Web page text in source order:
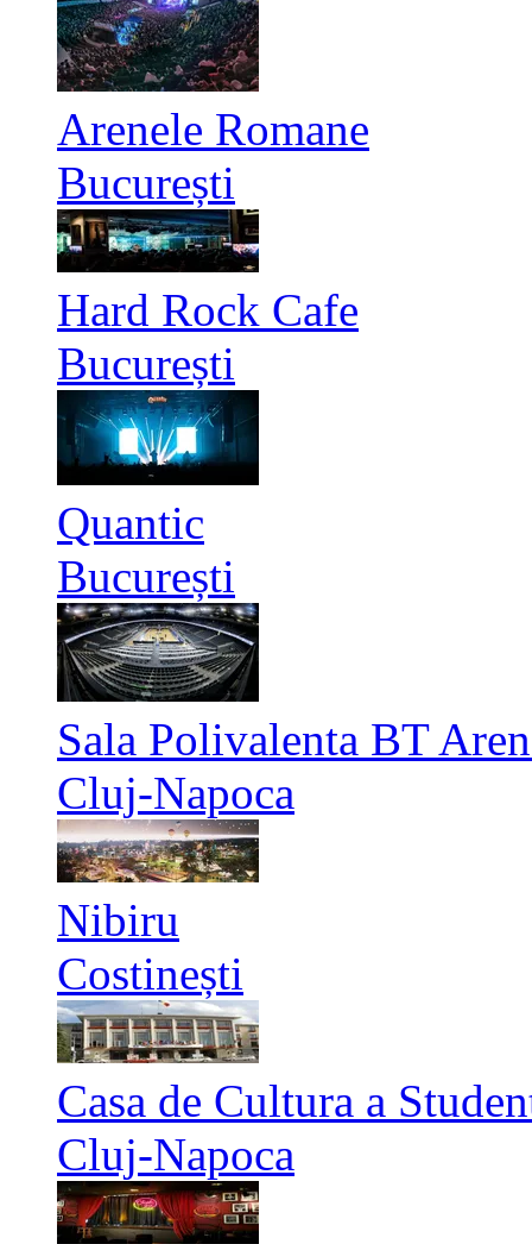
Arenele Romane
București
Hard Rock Cafe
București
Quantic
București
Sala Polivalenta BT
Cluj-Napoca
Nibiru
Costinești
Casa de Cultura a
Cluj-Napoca